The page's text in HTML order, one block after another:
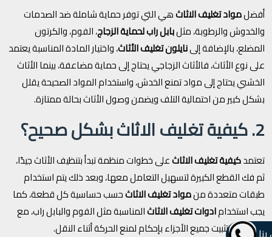
أفضلمواد تغليف الاثاثهي التي توفر حماية شاملة ضد الصدمات
والخدوش والرطوبة، مثلبابل راب لحماية الزجاج، الفوم، والكرتون
المضلع، بالإضافة إلىنايلون تغليف الأثاث، واختيار المادة المناسبة يعتمد
على نوع الأثاث، فالأثاث الزجاجي يحتاج إلى حماية مضاعفة، بينما الأثاث
الخشبي يحتاج إلى مواد تمنع الخدش، واستخدام المواد الصحيحة يقلل
بشكل كبير من احتمالية التلف ويضمن وصول الأثاث بحالة ممتازة.
2. كيفية تغليف الاثاث بشكل صحيح؟
تعتمدكيفية تغليف الاثاثعلى خطوات منظمة تبدأ بتنظيف الأثاث جيدًا،
ثم فك القطع الكبيرة لتسهيل التعامل معها، وبعد ذلك يتم استخدام
طبقات متعددة منمواد تغليف الاثاثحسب حساسية كل قطعة، كما
يجب استخدامادوات تغليف الاثاثالمناسبة مثل الفوم والبابل راب، مع
التأكد من تثبيت جميع الأجزاء بإحكام لمنع الحركة أثناء النقل.